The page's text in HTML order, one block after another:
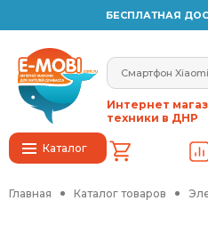
БЕСПЛАТНАЯ
Каталог
Интернет
техники в ДНР
Главная Каталог товаров